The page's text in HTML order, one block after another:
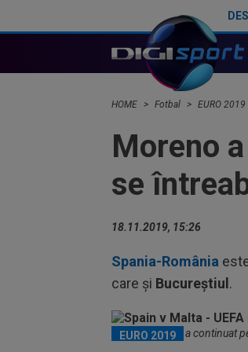
HOME Fotbal EURO 2019
Moreno
se
18.11.2019, 15:26
Spania-România
care şi Bucureştiul .
EURO 2019
Robert Moreno a continuat